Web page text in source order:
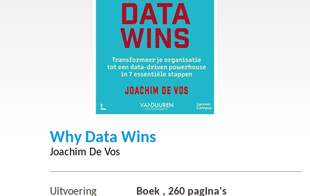
Why Data Wins
Joachim De Vos
Uitvoering Boek , 260 pagina's